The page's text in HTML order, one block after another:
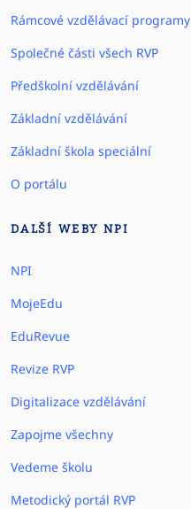
Rámcové vzdělávací programy
Společné části všech RVP
Předškolní vzdělávání
Základní vzdělávání
Základní škola speciální
O portálu
DALŠÍ WEBY NPI
NPI
MojeEdu
EduRevue
Revize RVP
Digitalizace vzdělávání
Zapojme všechny
Vedeme školu
Metodický portál RVP